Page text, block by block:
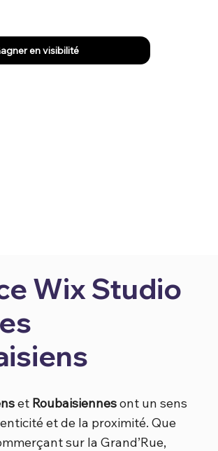
en visibilité
Wix Studio
et Roubaisiennesont un sens
et de la proximité. Que
sur la Grand’Rue,